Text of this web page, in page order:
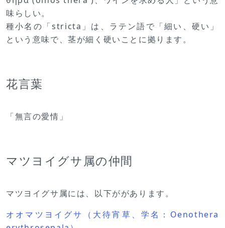
味らしい。
種小名の「stricta」は、ラテン語で「細い、硬い」
という意味で、茎が細く硬いことに拠ります。
花言葉
「無言の愛情」
マツヨイグサ属の仲間
マツヨイグサ属には、以下ががあります。
オオマツヨイグサ（大待宵草、学名：Oenothera